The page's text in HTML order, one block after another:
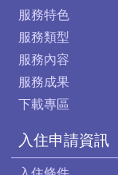
服務特色
服務類型
服務內容
服務成果
下載專區
入住申請資訊